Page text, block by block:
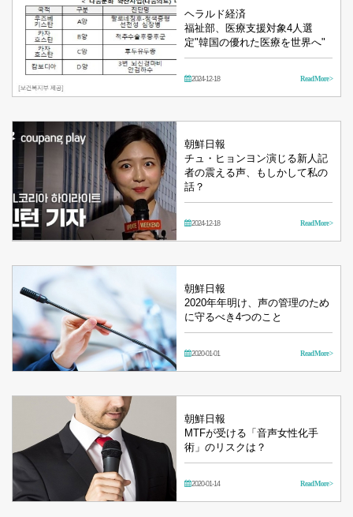
ヘラルド経済
福祉部、医療支援対象4人選
定"韓国の優れた医療を世界へ"
2024-12-18 Read More >
朝鮮日報
チュ・ヒョンヨン演じる新人記
者の震える声、もしかして私の
話？
2024-12-18 Read More >
朝鮮日報
2020年年明け、声の管理のため
に守るべき4つのこと
2020-01-01 Read More >
朝鮮日報
MTFが受ける「音声女性化手
術」のリスクは？
2020-01-14 Read More >